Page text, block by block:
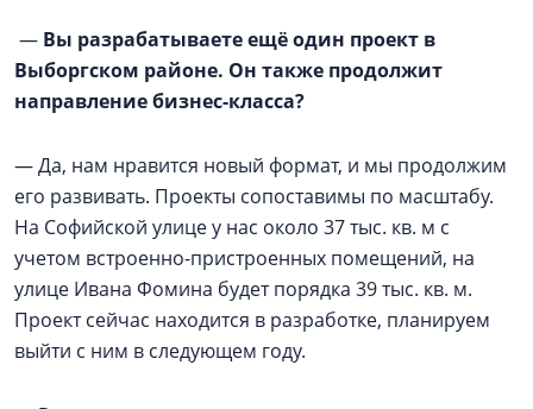
— Вы разрабатываете ещё один проект в
Выборгском районе. Он также продолжит
направление бизнес-класса?
— Да, нам нравится новый формат, и мы продолжим
его развивать. Проекты сопоставимы по масштабу.
На Софийской улице у нас около 37 тыс. кв. м с
учетом встроенно-пристроенных помещений, на
улице Ивана Фомина будет порядка 39 тыс. кв. м.
Проект сейчас находится в разработке, планируем
выйти с ним в следующем году.